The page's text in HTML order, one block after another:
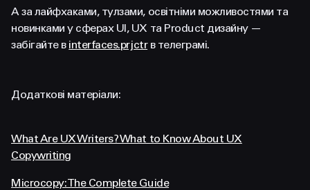
А за лайфхаками, тулзами, освітніми можливостями та
новинками у сферах UI, UX та Product дизайну —
забігайте в interfaces.prjctrв телеграмі.
Додаткові матеріали:
What Are UX Writers? What to Know About UX
Copywriting
Microcopy: The Complete Guide